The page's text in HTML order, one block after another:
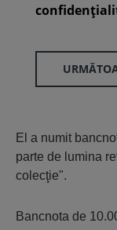
El a numit
parte de lumina
colecţie".
Bancnota de